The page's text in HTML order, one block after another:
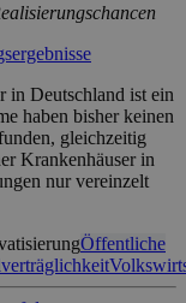
in Deutschland ist ein
haben bisher keinen
gleichzeitig
Krankenhäuser in
nur vereinzelt
Öffentliche